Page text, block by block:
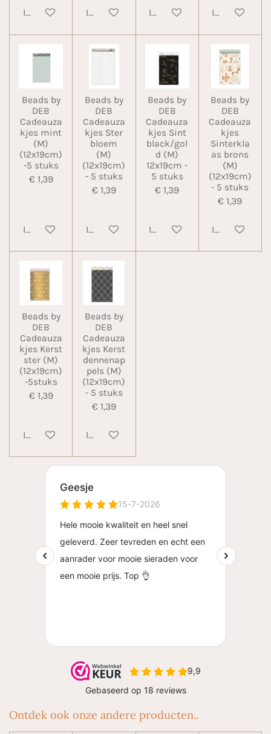
In winkelwagenIn winkelwagenIn winkelwagen
In
Beads by
DEB
Cadeauza
kjes mint
(M)
(12x19cm)
-5 stuks
€ 1,39
In winkelwagen
Beads by
DEB
Cadeauza
kjes Ster
bloem
(M)
(12x19cm)
- 5 stuks
€ 1,39
In winkelwagen
Beads by
DEB
Cadeauza
kjes Sint
black/gol
d (M)
12x19cm -
5 stuks
€ 1,39
In winkelwagen
Beads by
DEB
Cadeauza
kjes
Sinterkla
as brons
(M)
(12x19cm)
- 5 stuks
€ 1,39
In
Beads by
DEB
Cadeauza
kjes Kerst
ster (M)
(12x19cm)
-5stuks
€ 1,39
In winkelwagen
Beads by
DEB
Cadeauza
kjes Kerst
dennenap
pels (M)
(12x19cm)
- 5 stuks
€ 1,39
In winkelwagen
Ontdek ook onze andere producten..